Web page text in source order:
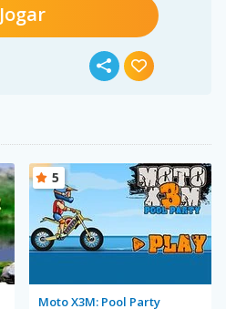
Jogar
Moto X3M: Pool Party
5